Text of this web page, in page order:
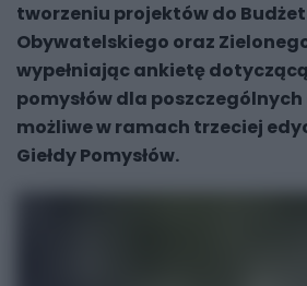
tworzeniu projektów do
Obywatelskiego oraz
wypełniając ankietę
pomysłów dla
możliwe w ramach trzeciej
Giełdy Pomysłów.